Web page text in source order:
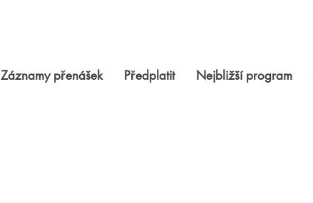
Záznamy přenášek Předplatit Nejbližší program